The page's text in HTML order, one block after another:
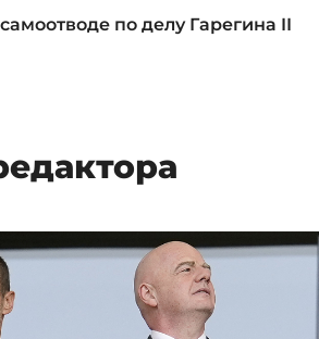
по делу Гарегина II